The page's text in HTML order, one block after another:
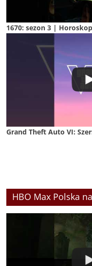
1670: sezon 3 |
Grand Theft Auto VI:
HBO Max Polska